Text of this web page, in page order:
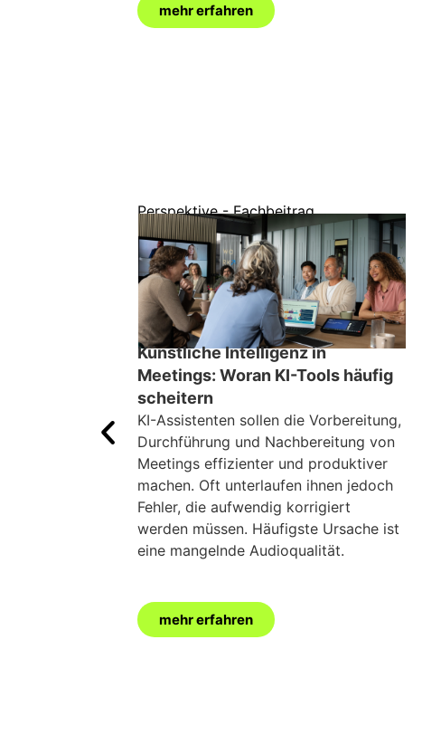
mehr erfahren
Perspektive - Fachbeitrag
Künstliche Intelligenz in
Meetings: Woran KI-Tools häufig
scheitern
KI-Assistenten sollen die Vorbereitung,
Durchführung und Nachbereitung von
Meetings effizienter und produktiver
machen. Oft unterlaufen ihnen jedoch
Fehler, die aufwendig korrigiert
werden müssen. Häufigste Ursache ist
eine mangelnde Audioqualität.
mehr erfahren